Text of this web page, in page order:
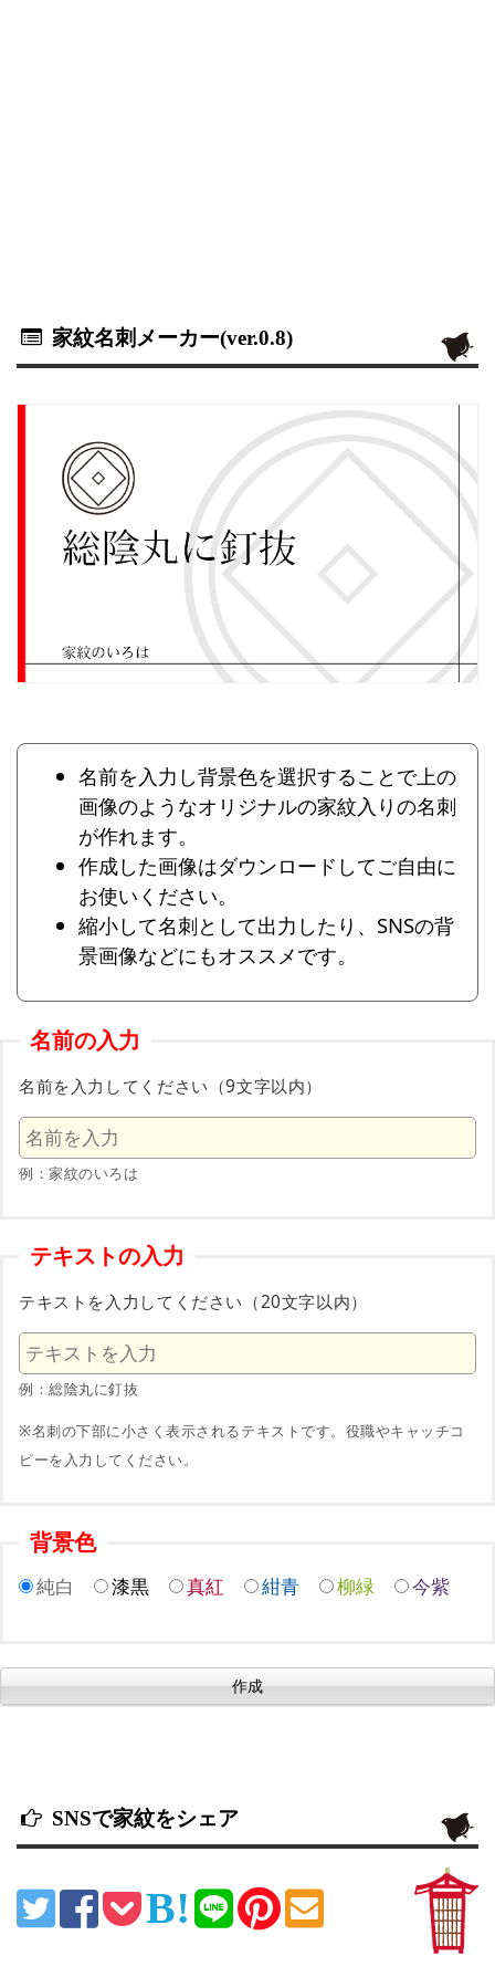
家紋名刺メーカー(ver.0.8)
名前を入力し背景色を選択することで上の
画像のようなオリジナルの家紋入りの名刺
が作れます。
作成した画像はダウンロードしてご自由に
お使いください。
縮小して名刺として出力したり、SNSの背
景画像などにもオススメです。
名前の入力
名前を入力してください（9文字以内）
例：家紋のいろは
テキストの入力
テキストを入力してください（20文字以内）
例：総陰丸に釘抜
※名刺の下部に小さく表示されるテキストです。役職やキャッチコ
ピーを入力してください。
背景色
純白 漆黒 真紅 紺青 柳緑 今紫
SNSで家紋をシェア